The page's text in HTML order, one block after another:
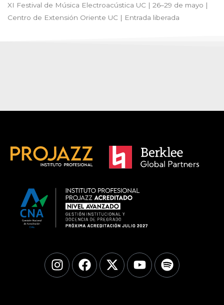
XI Festival de Música Electroacústica UC | 26–29 de mayo |
Centro de Extensión Oriente UC | Entrada liberada